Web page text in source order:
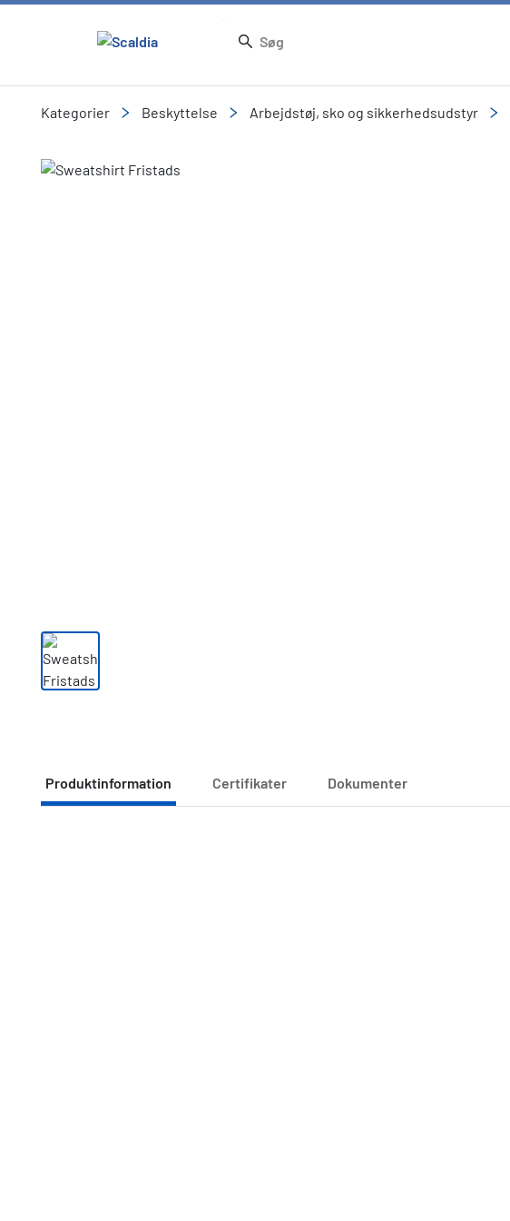
Kategorier Beskyttelse Arbejdstøj, sko og sikkerhedsudstyr
Slide 1 of 1
Produktinformation Certifikater Dokumenter